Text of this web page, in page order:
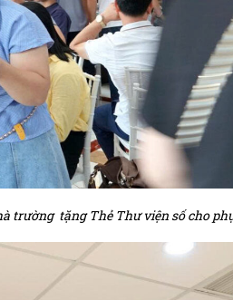
trường tặng Thẻ Thư viện số cho